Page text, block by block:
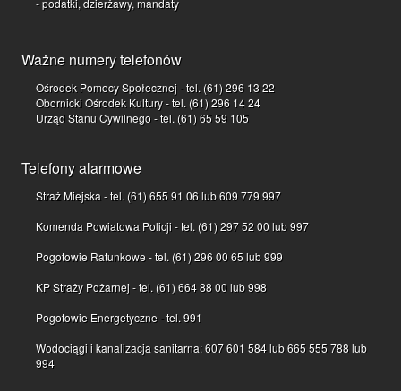
- podatki, dzierżawy, mandaty
Ważne numery telefonów
Ośrodek Pomocy Społecznej - tel. (61) 296 13 22
Obornicki Ośrodek Kultury - tel. (61) 296 14 24
Urząd Stanu Cywilnego - tel. (61) 65 59 105
Telefony alarmowe
Straż Miejska - tel. (61) 655 91 06 lub 609 779 997
Komenda Powiatowa Policji - tel. (61) 297 52 00 lub 997
Pogotowie Ratunkowe - tel. (61) 296 00 65 lub 999
KP Straży Pożarnej - tel. (61) 664 88 00 lub 998
Pogotowie Energetyczne - tel. 991
Wodociągi i kanalizacja sanitarna: 607 601 584 lub 665 555 788 lub
994